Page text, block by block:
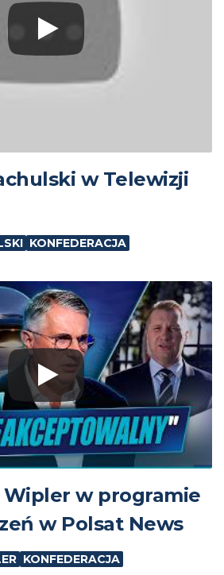
w Telewizji
KONFEDERACJA
Wipler w programie
w Polsat News
KONFEDERACJA